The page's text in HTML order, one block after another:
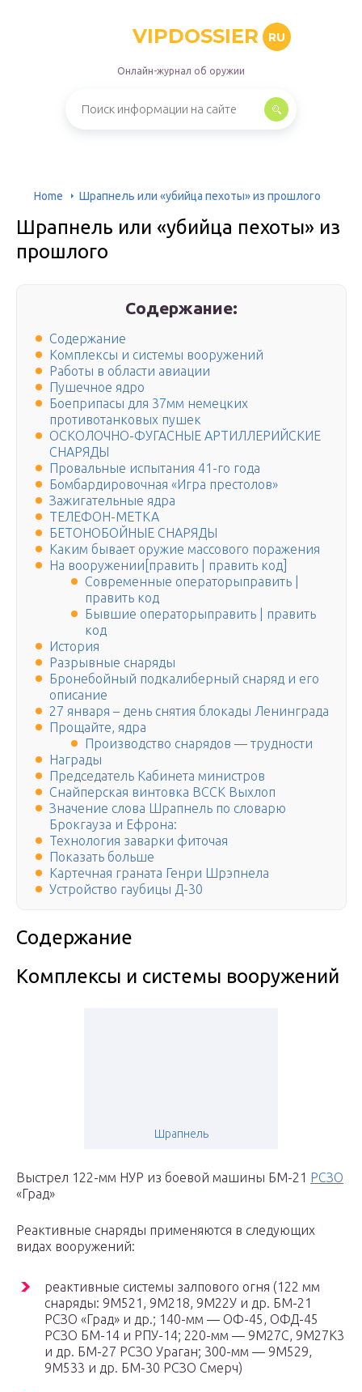
VIPDOSSIER RU
Онлайн-журнал об оружии
Home Шрапнель или «убийца пехоты» из прошлого
Шрапнель или «убийца пехоты» из
прошлого
Содержание:
Содержание
Комплексы и системы вооружений
Работы в области авиации
Пушечное ядро
Боеприпасы для 37мм немецких
противотанковых пушек
ОСКОЛОЧНО-ФУГАСНЫЕ АРТИЛЛЕРИЙСКИЕ
СНАРЯДЫ
Провальные испытания 41-го года
Бомбардировочная «Игра престолов»
Зажигательные ядра
ТЕЛЕФОН-МЕТКА
БЕТОНОБОЙНЫЕ СНАРЯДЫ
Каким бывает оружие массового поражения
На вооружении[править | править код]
Современные операторыправить |
править код
Бывшие операторыправить | править
код
История
Разрывные снаряды
Бронебойный подкалиберный снаряд и его
описание
27 января – день снятия блокады Ленинграда
Прощайте, ядра
Производство снарядов — трудности
Награды
Председатель Кабинета министров
Снайперская винтовка ВССК Выхлоп
Значение слова Шрапнель по словарю
Брокгауза и Ефрона:
Технология заварки фиточая
Показать больше
Картечная граната Генри Шрэпнела
Устройство гаубицы Д-30
Содержание
Комплексы и системы вооружений
Шрапнель
Выстрел 122-мм НУР из боевой машины БМ-21 РСЗО
«Град»
Реактивные снаряды применяются в следующих
видах вооружений:
реактивные системы залпового огня (122 мм
снаряды: 9М521, 9М218, 9М22У и др. БМ-21
РСЗО «Град» и др.; 140-мм — ОФ-45, ОФД-45
РСЗО БМ-14 и РПУ-14; 220-мм — 9М27С, 9М27К3
и др. БМ-27 РСЗО Ураган; 300-мм — 9М529,
9М533 и др. БМ-30 РСЗО Смерч)